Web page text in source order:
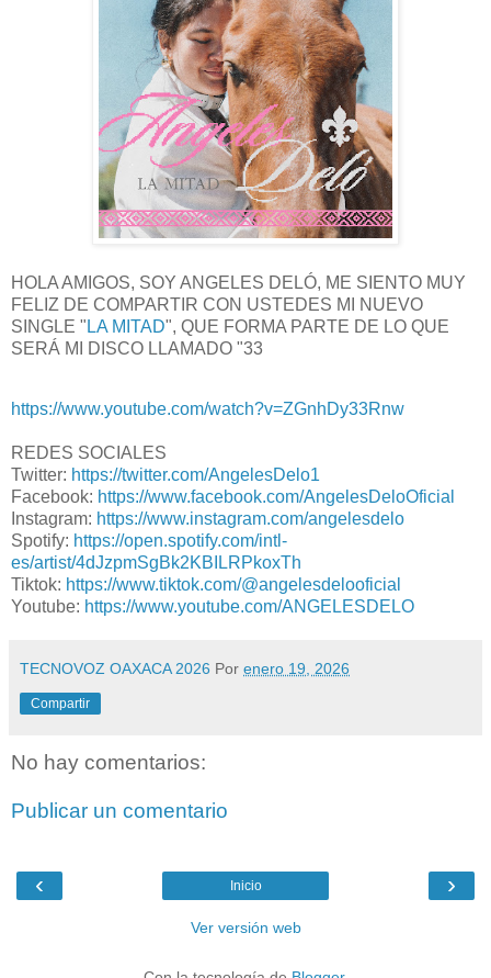
HOLA AMIGOS, SOY ANGELES DELÓ, ME SIENTO MUY
FELIZ DE COMPARTIR CON USTEDES MI NUEVO
SINGLE " LA MITAD", QUE FORMA PARTE DE LO QUE
SERÁ MI DISCO LLAMADO "33
https://www.youtube.com/watch?v=ZGnhDy33Rnw
REDES SOCIALES
Twitter: https://twitter.com/AngelesDelo1
Facebook: https://www.facebook.com/AngelesDeloOficial
Instagram: https://www.instagram.com/angelesdelo
Spotify: https://open.spotify.com/intl-
es/artist/4dJzpmSgBk2KBILRPkoxTh
Tiktok: https://www.tiktok.com/@angelesdelooficial
Youtube: https://www.youtube.com/ANGELESDELO
TECNOVOZ OAXACA 2026 Por enero 19, 2026
Compartir
No hay comentarios:
Publicar un comentario
‹ ›
Inicio
Ver versión web